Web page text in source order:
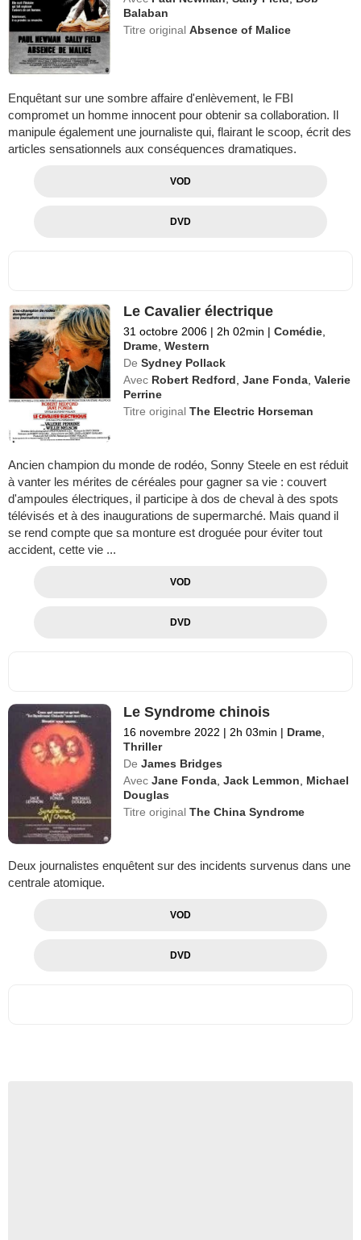
Balaban
Titre originalAbsence of Malice
Enquêtant sur une sombre affaire d'enlèvement, le FBI
compromet un homme innocent pour obtenir sa collaboration. Il
manipule également une journaliste qui, flairant le scoop, écrit des
articles sensationnels aux conséquences dramatiques.
VOD
DVD
Le Cavalier électrique
31 octobre 2006 | 2h 02min | Comédie
Drame ,Western
De Sydney Pollack
Avec Robert Redford ,Jane Fonda ,Valerie
Perrine
Titre originalThe Electric Horseman
Ancien champion du monde de rodéo, Sonny Steele en est réduit
à vanter les mérites de céréales pour gagner sa vie : couvert
d'ampoules électriques, il participe à dos de cheval à des spots
télévisés et à des inaugurations de supermarché. Mais quand il
se rend compte que sa monture est droguée pour éviter tout
accident, cette vie ...
VOD
DVD
Le Syndrome chinois
16 novembre 2022 | 2h 03min | Drame
Thriller
De James Bridges
Avec Jane Fonda ,Jack Lemmon
Michael
Douglas
Titre originalThe China Syndrome
Deux journalistes enquêtent sur des incidents survenus dans une
centrale atomique.
VOD
DVD